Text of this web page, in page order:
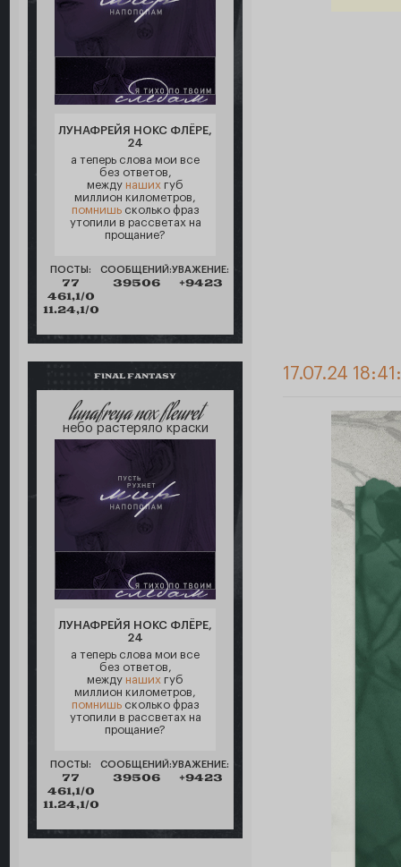
ЛУНАФРЕЙЯ НОКС ФЛЁРЕ,
24
а теперь слова мои все
без ответов,
между наших губ
миллион километров,
помнишьсколько фраз
утопили в рассветах на
прощание?
ПОСТЫ:
77
461,1/0
11.24,1/0
СООБЩЕНИЙ:
39506
УВАЖЕНИЕ:
+9423
FINAL FANTASY
lunafreya nox fleuret
небо растеряло краски
ЛУНАФРЕЙЯ НОКС ФЛЁРЕ,
24
а теперь слова мои все
без ответов,
между наших губ
миллион километров,
помнишьсколько фраз
утопили в рассветах на
прощание?
ПОСТЫ:
77
461,1/0
11.24,1/0
СООБЩЕНИЙ:
39506
УВАЖЕНИЕ:
+9423
17.07.24